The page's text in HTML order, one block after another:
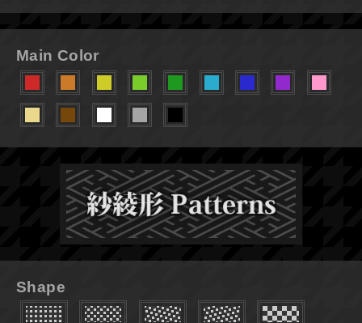
Main Color
Shape